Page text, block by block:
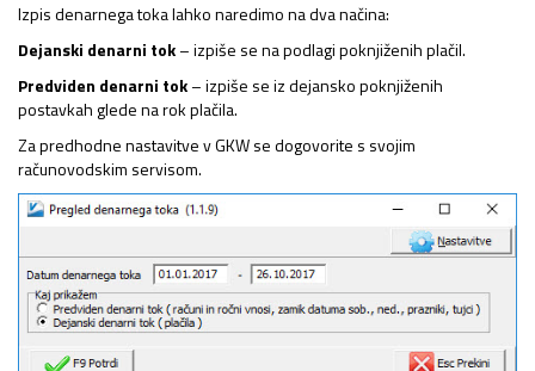
Izpis denarnega toka lahko naredimo na dva načina:
Dejanski denarni tok– izpiše se na podlagi poknjiženih plačil.
Predviden denarni tok– izpiše se iz dejansko poknjiženih
postavkah glede na rok plačila.
Za predhodne nastavitve v GKW se dogovorite s svojim
računovodskim servisom.